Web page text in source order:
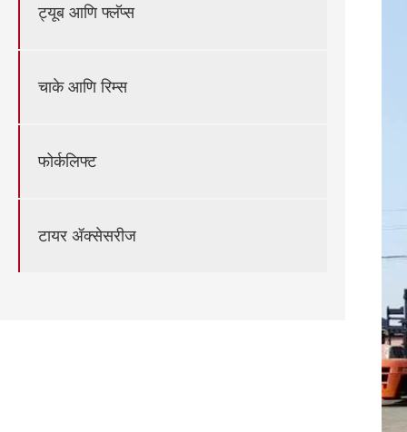
ट्यूब आणि फ्लॅप्स
चाके आणि रिम्स
फोर्कलिफ्ट
टायर ॲक्सेसरीज